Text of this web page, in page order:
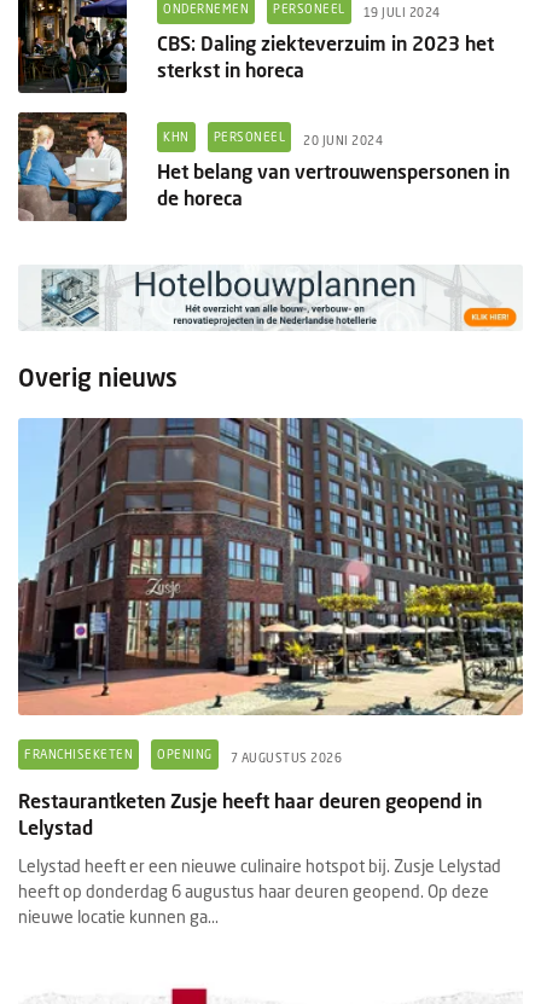
ONDERNEMEN PERSONEEL 19 JULI 2024
CBS: Daling ziekteverzuim in 2023 het
sterkst in horeca
KHN PERSONEEL 20 JUNI 2024
Het belang van vertrouwenspersonen in
de horeca
Overig nieuws
FRANCHISEKETEN OPENING 7 AUGUSTUS 2026
Restaurantketen Zusje heeft haar deuren geopend in
Lelystad
Lelystad heeft er een nieuwe culinaire hotspot bij. Zusje Lelystad
heeft op donderdag 6 augustus haar deuren geopend. Op deze
nieuwe locatie kunnen ga...